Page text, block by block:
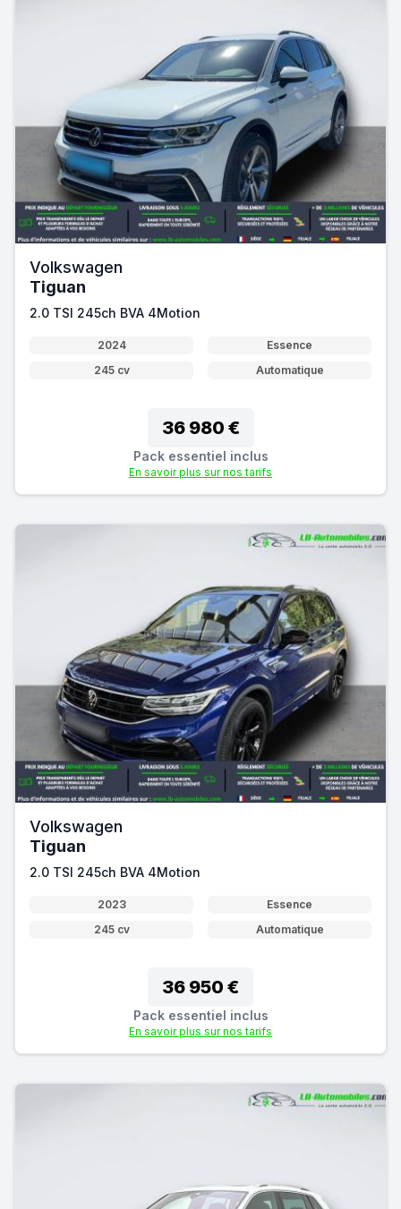
Volkswagen
Tiguan
2.0 TSI 245ch BVA 4Motion
2024
Essence
245 cv
Automatique
36 980 €
Pack essentiel inclus
En savoir plus sur nos tarifs
Volkswagen
Tiguan
2.0 TSI 245ch BVA 4Motion
2023
Essence
245 cv
Automatique
36 950 €
Pack essentiel inclus
En savoir plus sur nos tarifs